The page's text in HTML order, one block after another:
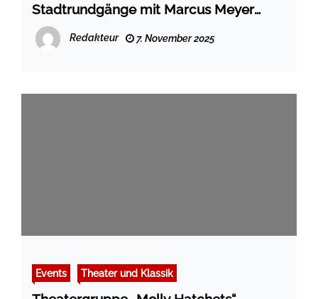
Stadtrundgänge mit Marcus Meyer
durch stadtweite Ausstellung
Redakteur 7. November 2025
Events Theater und Klassik